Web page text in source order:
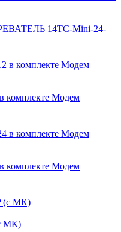
14ТС-Mini-24-
Модем
Модем
МК)